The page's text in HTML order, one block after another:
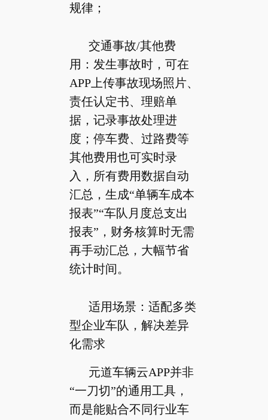
规律；
交通事故/其他费
用：发生事故时，可在
APP上传事故现场照片、
责任认定书、理赔单
据，记录事故处理进
度；停车费、过路费等
其他费用也可实时录
入，所有费用数据自动
汇总，生成“单辆车成本
报表”“车队月度总支出
报表”，财务核算时无需
再手动汇总，大幅节省
统计时间。
适用场景：适配多类
型企业车队，解决差异
化需求
元道车辆云APP并非
“一刀切”的通用工具，
而是能贴合不同行业车